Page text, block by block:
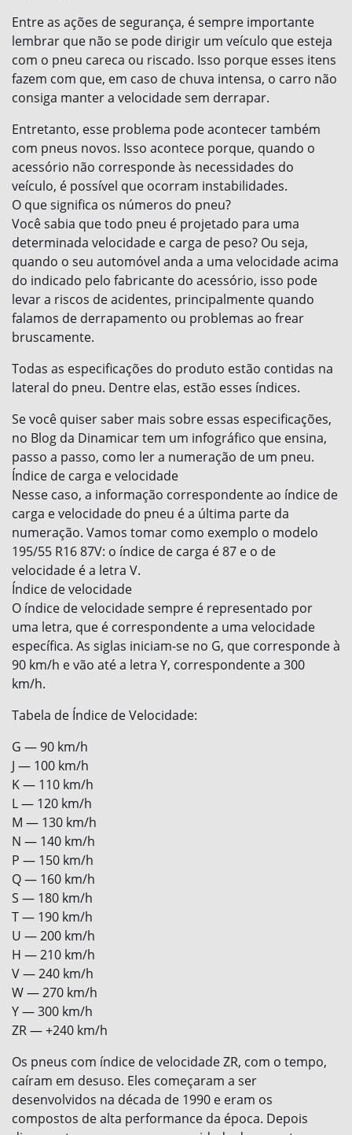
Entre as ações de segurança, é sempre importante
lembrar que não se pode dirigir um veículo que esteja
com o pneu careca ou riscado. Isso porque esses itens
fazem com que, em caso de chuva intensa, o carro não
consiga manter a velocidade sem derrapar.
Entretanto, esse problema pode acontecer também
com pneus novos. Isso acontece porque, quando o
acessório não corresponde às necessidades do
veículo, é possível que ocorram instabilidades.
O que significa os números do pneu?
Você sabia que todo pneu é projetado para uma
determinada velocidade e carga de peso? Ou seja,
quando o seu automóvel anda a uma velocidade acima
do indicado pelo fabricante do acessório, isso pode
levar a riscos de acidentes, principalmente quando
falamos de derrapamento ou problemas ao frear
bruscamente.
Todas as especificações do produto estão contidas na
lateral do pneu. Dentre elas, estão esses índices.
Se você quiser saber mais sobre essas especificações,
no Blog da Dinamicar tem um infográfico que ensina,
passo a passo, como ler a numeração de um pneu.
Índice de carga e velocidade
Nesse caso, a informação correspondente ao índice de
carga e velocidade do pneu é a última parte da
numeração. Vamos tomar como exemplo o modelo
195/55 R16 87V: o índice de carga é 87 e o de
velocidade é a letra V.
Índice de velocidade
O índice de velocidade sempre é representado por
uma letra, que é correspondente a uma velocidade
específica. As siglas iniciam-se no G, que corresponde à
90 km/h e vão até a letra Y, correspondente a 300
km/h.
Tabela de Índice de Velocidade:
G — 90 km/h
J — 100 km/h
K — 110 km/h
L — 120 km/h
M — 130 km/h
N — 140 km/h
P — 150 km/h
Q — 160 km/h
S — 180 km/h
T — 190 km/h
U — 200 km/h
H — 210 km/h
V — 240 km/h
W — 270 km/h
Y — 300 km/h
ZR — +240 km/h
Os pneus com índice de velocidade ZR, com o tempo,
caíram em desuso. Eles começaram a ser
desenvolvidos na década de 1990 e eram os
compostos de alta performance da época. Depois